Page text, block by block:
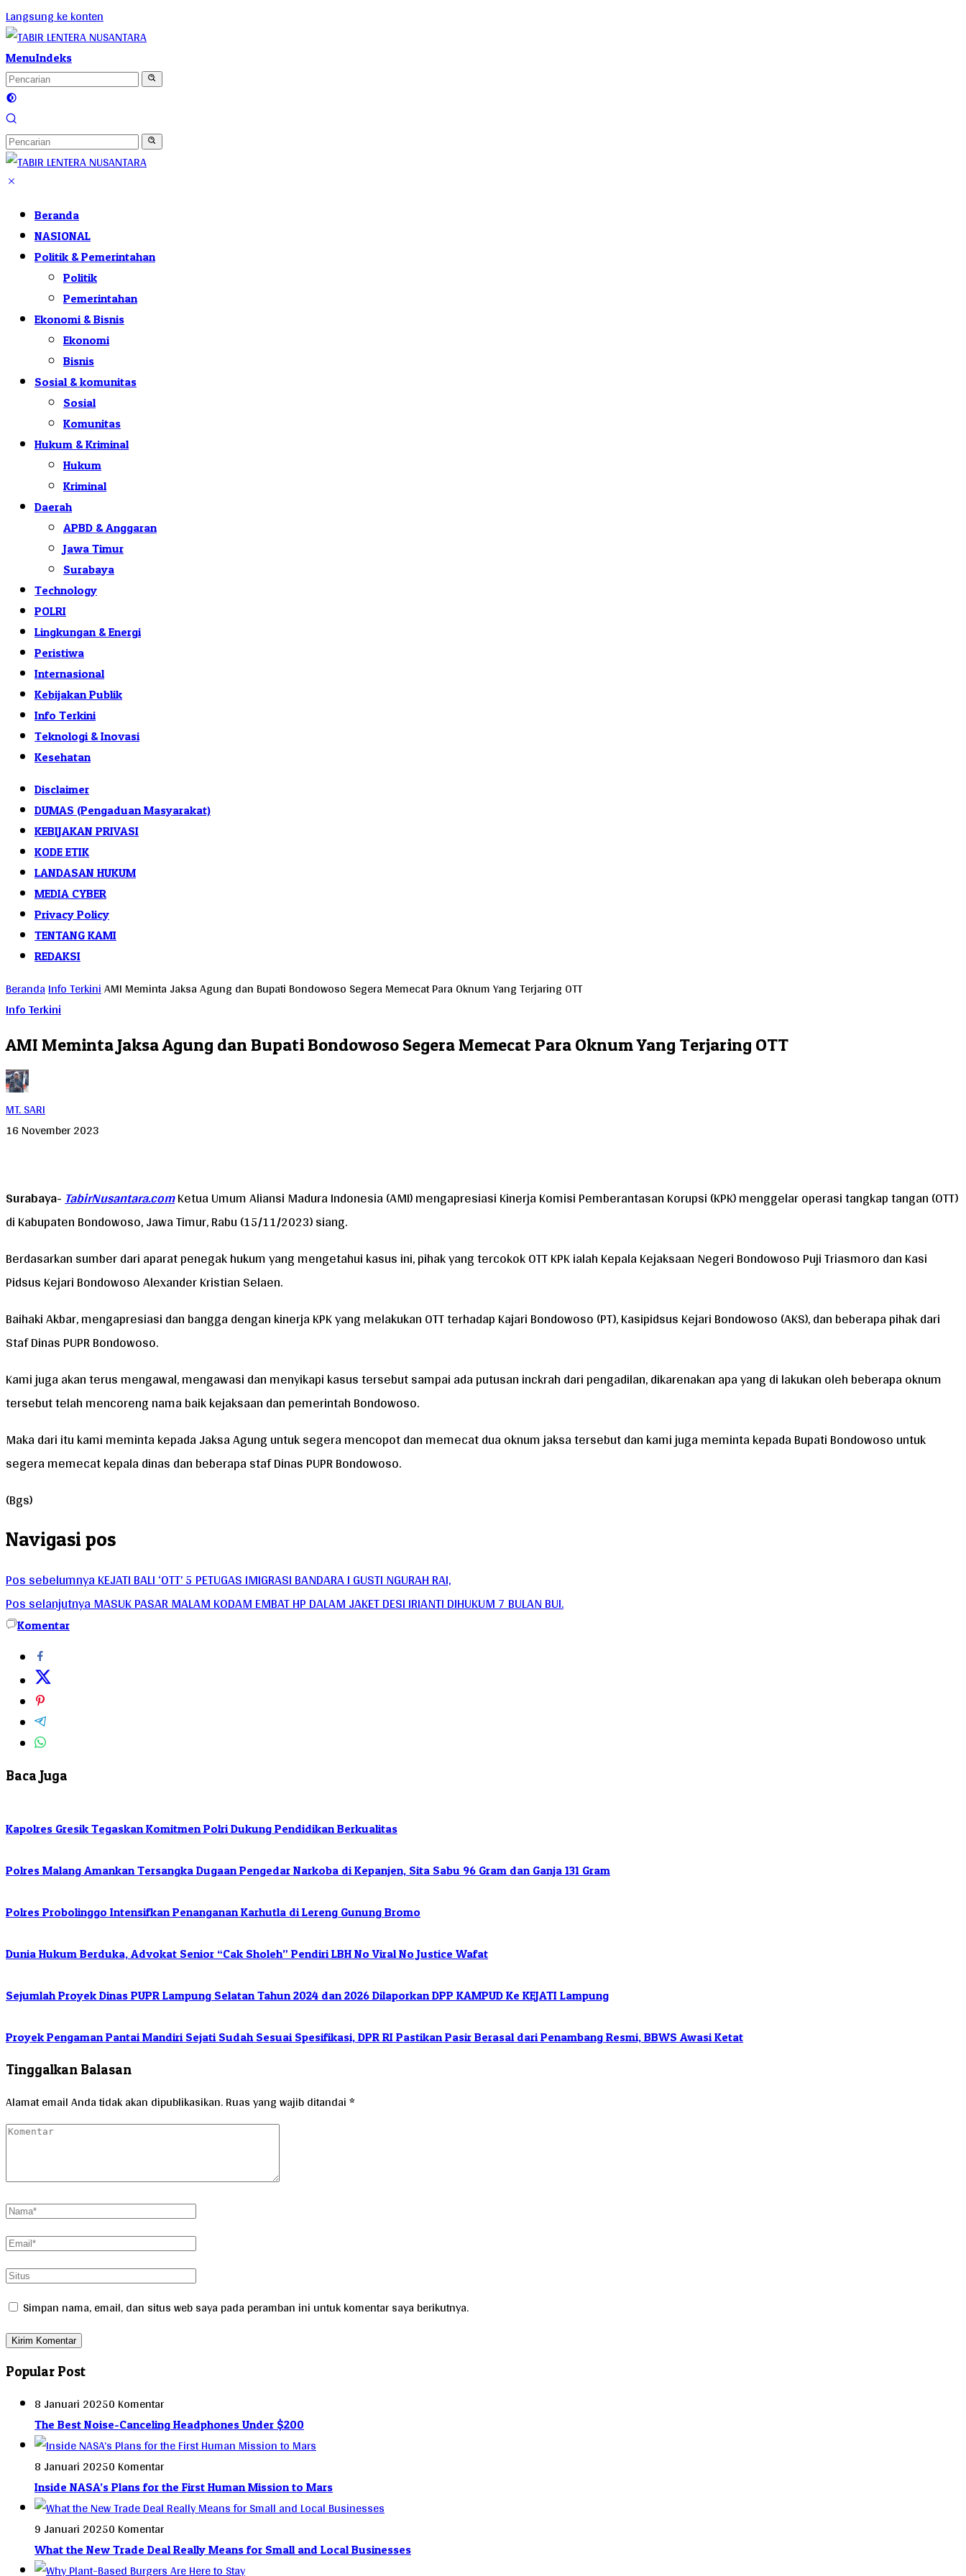
Langsung ke konten
MenuIndeks
Beranda
NASIONAL
Politik & Pemerintahan
Politik
Pemerintahan
Ekonomi & Bisnis
Ekonomi
Bisnis
Sosial & komunitas
Sosial
Komunitas
Hukum & Kriminal
Hukum
Kriminal
Daerah
APBD & Anggaran
Jawa Timur
Surabaya
Technology
POLRI
Lingkungan & Energi
Peristiwa
Internasional
Kebijakan Publik
Info Terkini
Teknologi & Inovasi
Kesehatan
Disclaimer
DUMAS (Pengaduan Masyarakat)
KEBIJAKAN PRIVASI
KODE ETIK
LANDASAN HUKUM
MEDIA CYBER
Privacy Policy
TENTANG KAMI
REDAKSI
BerandaInfo TerkiniAMI Meminta Jaksa Agung dan Bupati Bondowoso Segera Memecat Para Oknum Yang Terjaring OTT
Info Terkini
AMI Meminta Jaksa Agung dan Bupati Bondowoso Segera Memecat Para Oknum Yang Terjaring OTT
MT. SARI
16 November 2023
Surabaya-TabirNusantara.comKetua Umum Aliansi Madura Indonesia (AMI) mengapresiasi Kinerja Komisi Pemberantasan Korupsi (KPK) menggelar operasi tangkap tangan (OTT)
di Kabupaten Bondowoso, Jawa Timur, Rabu (15/11/2023) siang.
Berdasarkan sumber dari aparat penegak hukum yang mengetahui kasus ini, pihak yang tercokok OTT KPK ialah Kepala Kejaksaan Negeri Bondowoso Puji Triasmoro dan Kasi
Pidsus Kejari Bondowoso Alexander Kristian Selaen.
Baihaki Akbar, mengapresiasi dan bangga dengan kinerja KPK yang melakukan OTT terhadap Kajari Bondowoso (PT), Kasipidsus Kejari Bondowoso (AKS), dan beberapa pihak dari
Staf Dinas PUPR Bondowoso.
Kami juga akan terus mengawal, mengawasi dan menyikapi kasus tersebut sampai ada putusan inckrah dari pengadilan, dikarenakan apa yang di lakukan oleh beberapa oknum
tersebut telah mencoreng nama baik kejaksaan dan pemerintah Bondowoso.
Maka dari itu kami meminta kepada Jaksa Agung untuk segera mencopot dan memecat dua oknum jaksa tersebut dan kami juga meminta kepada Bupati Bondowoso untuk
segera memecat kepala dinas dan beberapa staf Dinas PUPR Bondowoso.
(Bgs)
Navigasi pos
Pos sebelumnyaKEJATI BALI ‘OTT’ 5 PETUGAS IMIGRASI BANDARA I GUSTI NGURAH RAI,
Pos selanjutnyaMASUK PASAR MALAM KODAM EMBAT HP DALAM JAKET DESI IRIANTI DIHUKUM 7 BULAN BUI.
Komentar
Baca Juga
Kapolres Gresik Tegaskan Komitmen Polri Dukung Pendidikan Berkualitas
Polres Malang Amankan Tersangka Dugaan Pengedar Narkoba di Kepanjen, Sita Sabu 96 Gram dan Ganja 131 Gram
Polres Probolinggo Intensifkan Penanganan Karhutla di Lereng Gunung Bromo
Dunia Hukum Berduka, Advokat Senior “Cak Sholeh” Pendiri LBH No Viral No Justice Wafat
Sejumlah Proyek Dinas PUPR Lampung Selatan Tahun 2024 dan 2026 Dilaporkan DPP KAMPUD Ke KEJATI Lampung
Proyek Pengaman Pantai Mandiri Sejati Sudah Sesuai Spesifikasi, DPR RI Pastikan Pasir Berasal dari Penambang Resmi, BBWS Awasi Ketat
Tinggalkan Balasan
Alamat email Anda tidak akan dipublikasikan.Ruas yang wajib ditandai*
Simpan nama, email, dan situs web saya pada peramban ini untuk komentar saya berikutnya.
Popular Post
8 Januari 20250 Komentar
The Best Noise-Canceling Headphones Under $200
8 Januari 20250 Komentar
Inside NASA’s Plans for the First Human Mission to Mars
9 Januari 20250 Komentar
What the New Trade Deal Really Means for Small and Local Businesses